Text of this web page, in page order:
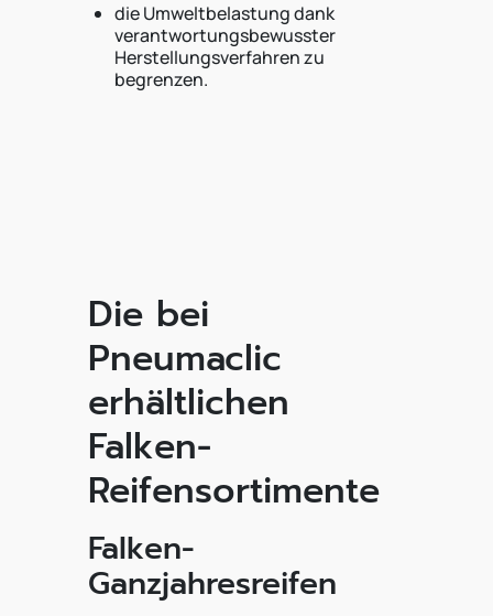
die Umweltbelastung dank
verantwortungsbewusster
Herstellungsverfahren zu
begrenzen.
Die bei
Pneumaclic
erhältlichen
Falken-
Reifensortimente
Falken-
Ganzjahresreifen